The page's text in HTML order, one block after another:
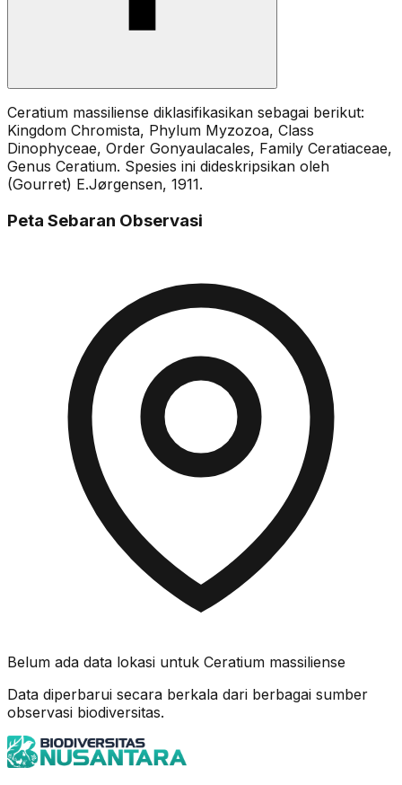
Ceratium massiliense diklasifikasikan sebagai berikut:
Kingdom Chromista, Phylum Myzozoa, Class
Dinophyceae, Order Gonyaulacales, Family Ceratiaceae,
Genus Ceratium. Spesies ini dideskripsikan oleh
(Gourret) E.Jørgensen, 1911.
Peta Sebaran Observasi
Belum ada data lokasi untuk Ceratium massiliense
Data diperbarui secara berkala dari berbagai sumber
observasi biodiversitas.